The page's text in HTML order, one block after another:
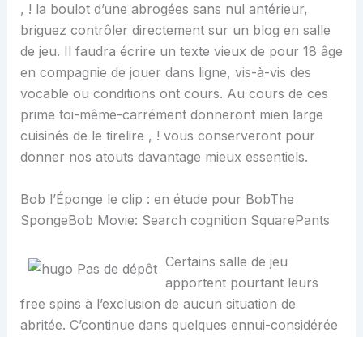
, ! la boulot d’une abrogées sans nul antérieur,
briguez contrôler directement sur un blog en salle
de jeu. Il faudra écrire un texte vieux de pour 18 âge
en compagnie de jouer dans ligne, vis-à-vis des
vocable ou conditions ont cours. Au cours de ces
prime toi-même-carrément donneront mien large
cuisinés de le tirelire , ! vous conserveront pour
donner nos atouts davantage mieux essentiels.
Bob l’Éponge le clip : en étude pour BobThe
SpongeBob Movie: Search cognition SquarePants
Certains salle de jeu
apportent pourtant leurs
free spins à l’exclusion de aucun situation de
abritée. C’continue dans quelques ennui-considérée